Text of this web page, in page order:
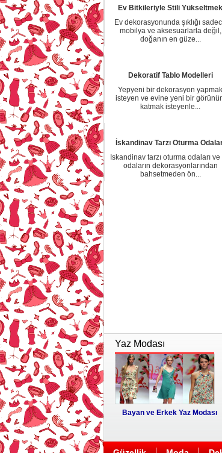
Ev Bitkileriyle Stili Yükseltmek
Ev dekorasyonunda şıklığı
mobilya ve aksesuarlarla değil,
doğanın en güze...
Dekoratif Tablo Modelleri
Yepyeni bir dekorasyon yapmak
isteyen ve evine yeni bir
katmak isteyenle...
İskandinav Tarzı Oturma
Iskandinav tarzı oturma odaları ve
odaların dekorasyonlarından
bahsetmeden ön...
Yaz Modası
Bayan ve Erkek Yaz Modası